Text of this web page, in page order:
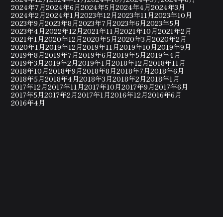
2024年7月2024年6月2024年5月2024年4月2024年3月
2024年2月2024年1月2023年12月2023年11月2023年10月
2023年9月2023年8月2023年7月2023年6月2023年5月
2023年4月2022年12月2021年11月2021年10月2021年2月
2021年1月2020年12月2020年5月2020年3月2020年2月
2020年1月2019年12月2019年11月2019年10月2019年9月
2019年8月2019年7月2019年6月2019年5月2019年4月
2019年3月2019年2月2019年1月2018年12月2018年11月
2018年10月2018年9月2018年8月2018年7月2018年6月
2018年5月2018年4月2018年3月2018年2月2018年1月
2017年12月2017年11月2017年10月2017年9月2017年6月
2017年5月2017年2月2017年1月2016年12月2016年6月
2016年4月